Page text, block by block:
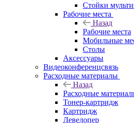
Стойки
Рабочие места
Назад
Рабочие места
Мобильные
Столы
Аксессуары
Видеоконференцсвязь
Расходные материалы
Назад
Расходные
Тонер-картридж
Картридж
Девелопер